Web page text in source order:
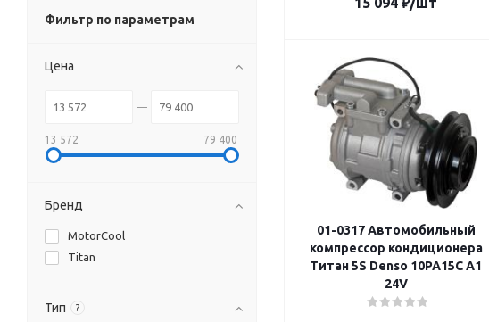
01-0317 Автомобильный
компрессор кондиционера
Титан 5S Denso 10PA15C A1
24V
Фильтр по параметрам
Цена
13 572 79 400
Бренд
MotorCool
Titan
Тип ?